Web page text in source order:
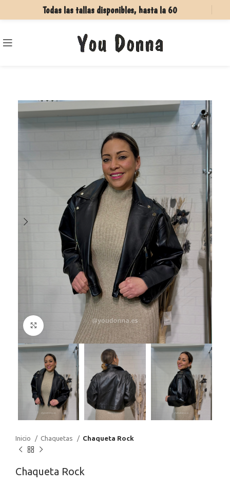
Todas las tallas disponibles, hasta la 60
Haga Click para agrandar
Inicio Chaquetas Chaqueta Rock
Chaqueta Rock